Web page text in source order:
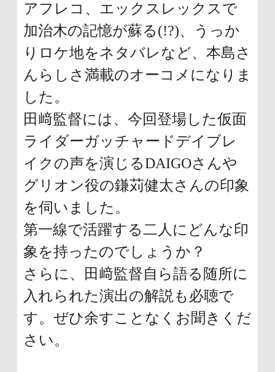
アフレコ、エックスレックスで
加治木の記憶が蘇る(!?)、うっか
りロケ地をネタバレなど、本島さ
んらしさ満載のオーコメになりま
した。
田﨑監督には、今回登場した仮面
ライダーガッチャードデイブレ
イクの声を演じるDAIGOさんや
グリオン役の鎌苅健太さんの印象
を伺いました。
第一線で活躍する二人にどんな印
象を持ったのでしょうか？
さらに、田﨑監督自ら語る随所に
入れられた演出の解説も必聴で
す。ぜひ余すことなくお聞きくだ
さい。